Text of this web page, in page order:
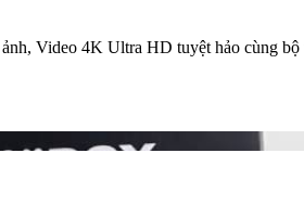
Video 4K Ultra HD tuyệt hảo cùng